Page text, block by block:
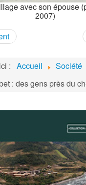
avec son épouse
2007)
: Accueil Société
: des gens près du